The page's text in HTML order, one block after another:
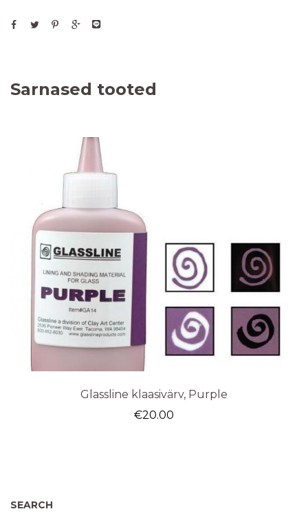
Sarnased tooted
Glassline klaasivärv, Purple
€20.00
SEARCH